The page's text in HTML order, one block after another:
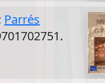
Parrés